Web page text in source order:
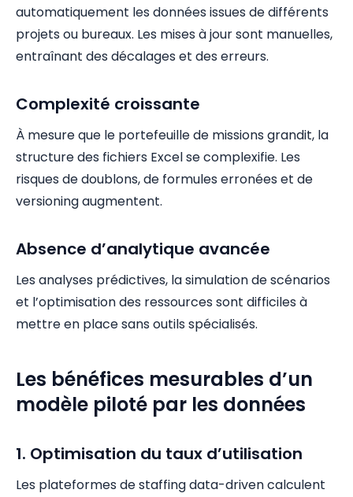
automatiquement les données issues de différents
projets ou bureaux. Les mises à jour sont manuelles,
entraînant des décalages et des erreurs.
Complexité croissante
À mesure que le portefeuille de missions grandit, la
structure des fichiers Excel se complexifie. Les
risques de doublons, de formules erronées et de
versioning augmentent.
Absence d’analytique avancée
Les analyses prédictives, la simulation de scénarios
et l’optimisation des ressources sont difficiles à
mettre en place sans outils spécialisés.
Les bénéfices mesurables d’un
modèle piloté par les données
1. Optimisation du taux d’utilisation
Les plateformes de staffing data-driven calculent